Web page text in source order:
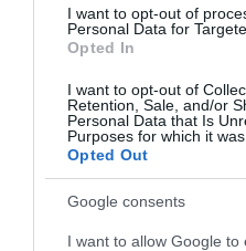
I want to opt-out of
Personal Data for
Opted In
I want to opt-out of
Retention, Sale, and/or
Personal Data that Is
Purposes for which it was
Opted Out
Google consents
I want to allow Google to